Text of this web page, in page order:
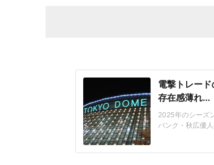
電撃トレー
存在感薄れ...
2025年のシーズ
バンク・秋広優
いリチャードは
いた長打力を評